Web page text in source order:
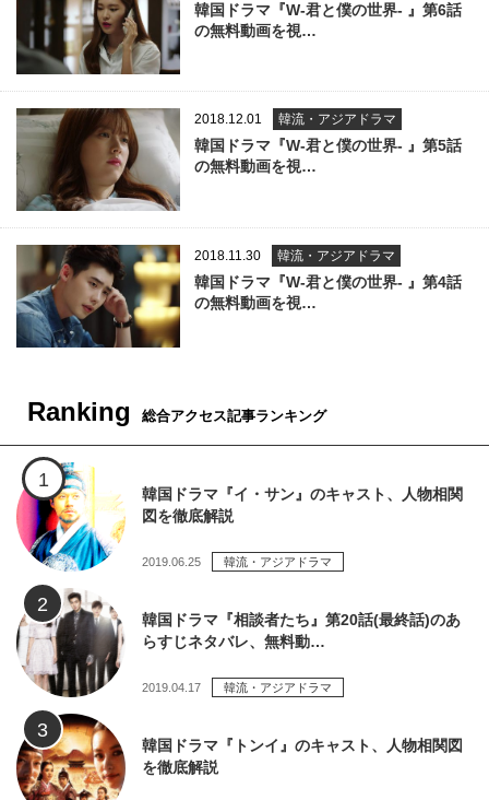
韓国ドラマ『W-君と僕の世界- 』第6話
の無料動画を視…
2018.12.01 韓流・アジアドラマ
韓国ドラマ『W-君と僕の世界- 』第5話
の無料動画を視…
2018.11.30 韓流・アジアドラマ
韓国ドラマ『W-君と僕の世界- 』第4話
の無料動画を視…
Ranking 総合アクセス記事ランキング
韓国ドラマ『イ・サン』のキャスト、人物相関
図を徹底解説
2019.06.25 韓流・アジアドラマ
韓国ドラマ『相談者たち』第20話(最終話)のあ
らすじネタバレ、無料動…
2019.04.17 韓流・アジアドラマ
韓国ドラマ『トンイ』のキャスト、人物相関図
を徹底解説